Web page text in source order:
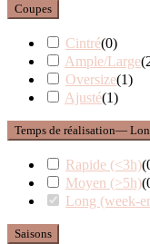
Coupes
Cintré(0)
Ample/Large(
Oversize(1)
Ajusté(1)
Temps de réalisation—
Rapide (<3h)(
Moyen (>5h)(
Long (week-
Saisons